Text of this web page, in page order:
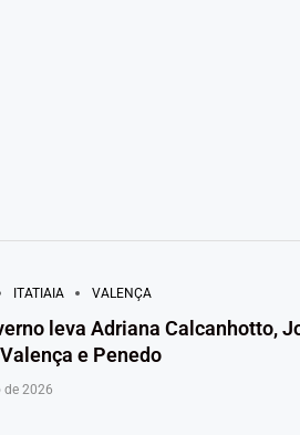
ITATIAIA VALENÇA
leva Adriana Calcanhotto,
e Penedo
de 2026